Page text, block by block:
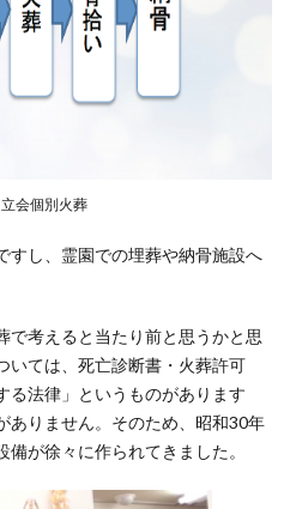
会個別火葬
すし、霊園での埋葬や納骨施設へ
で考えると当たり前と思うかと思
いては、死亡診断書・火葬許可
る法律」というものがあります
ありません。そのため、昭和30年
が徐々に作られてきました。